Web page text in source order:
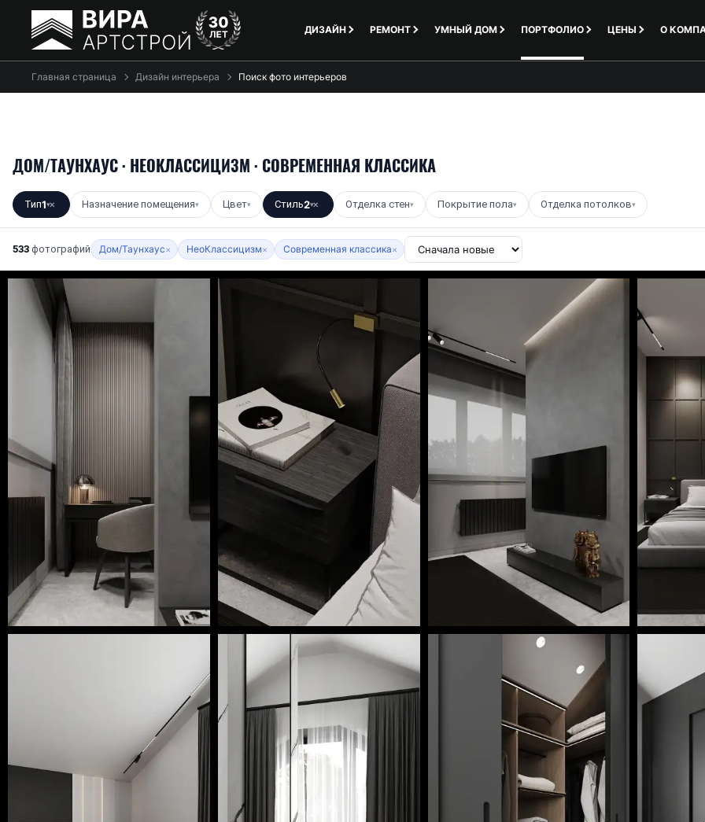
ДИЗАЙН РЕМОНТ УМНЫЙ ДОМ ПОРТФОЛИО ЦЕНЫ О
Главная страница Дизайн интерьера Поиск фото интерьеров
ДОМ/ТАУНХАУС · НЕОКЛАССИЦИЗМ · СОВРЕМЕННАЯ КЛАССИКА
Тип1▾✕ Назначение помещения▾ Цвет▾ Стиль2▾✕ Отделка стен▾ Покрытие пола▾ Отделка потолков▾
533 фотографий Дом/Таунхаус× НеоКлассицизм× Современная классика×